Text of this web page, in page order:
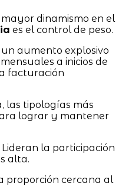
dinamismo en el
es el control de peso.
aumento explosivo
a inicios de
facturación
las tipologías más
lograr y mantener
la participación
alta.
proporción cercana al